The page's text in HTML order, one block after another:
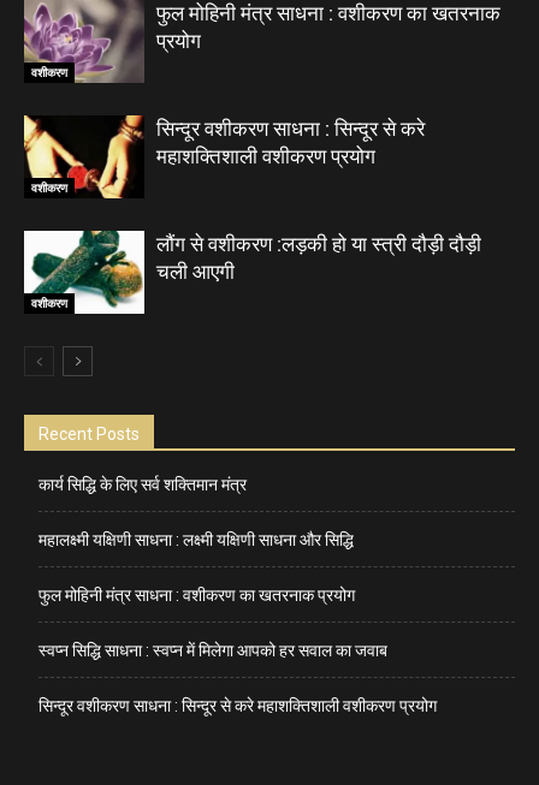
वशीकरण
फुल मोहिनी मंत्र साधना : वशीकरण का खतरनाक
प्रयोग
वशीकरण
सिन्दूर वशीकरण साधना : सिन्दूर से करे
महाशक्तिशाली वशीकरण प्रयोग
वशीकरण
लौंग से वशीकरण :लड़की हो या स्त्री दौड़ी दौड़ी
चली आएगी
Recent Posts
कार्य सिद्धि के लिए सर्व शक्तिमान मंत्र
महालक्ष्मी यक्षिणी साधना : लक्ष्मी यक्षिणी साधना और सिद्धि
फुल मोहिनी मंत्र साधना : वशीकरण का खतरनाक प्रयोग
स्वप्न सिद्धि साधना : स्वप्न में मिलेगा आपको हर सवाल का जवाब
सिन्दूर वशीकरण साधना : सिन्दूर से करे महाशक्तिशाली वशीकरण प्रयोग